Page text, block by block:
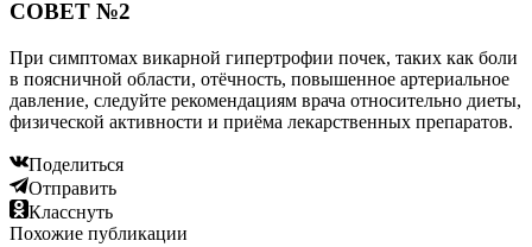
СОВЕТ №2
При симптомах викарной гипертрофии почек, таких как боли
в поясничной области, отёчность, повышенное артериальное
давление, следуйте рекомендациям врача относительно диеты,
физической активности и приёма лекарственных препаратов.
Поделиться
Отправить
Класснуть
Похожие публикации